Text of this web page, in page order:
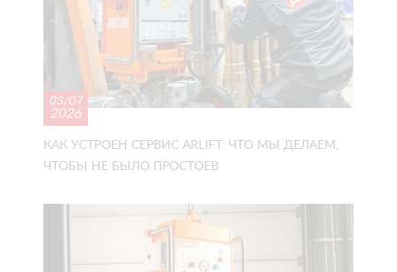
03/07
2026
КАК УСТРОЕН СЕРВИС ARLIFT: ЧТО МЫ ДЕЛАЕМ,
ЧТОБЫ НЕ БЫЛО ПРОСТОЕВ